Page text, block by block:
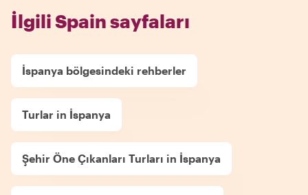
İlgili Spain sayfaları
İspanya bölgesindeki rehberler
Turlar in İspanya
Şehir Öne Çıkanları Turları in İspanya